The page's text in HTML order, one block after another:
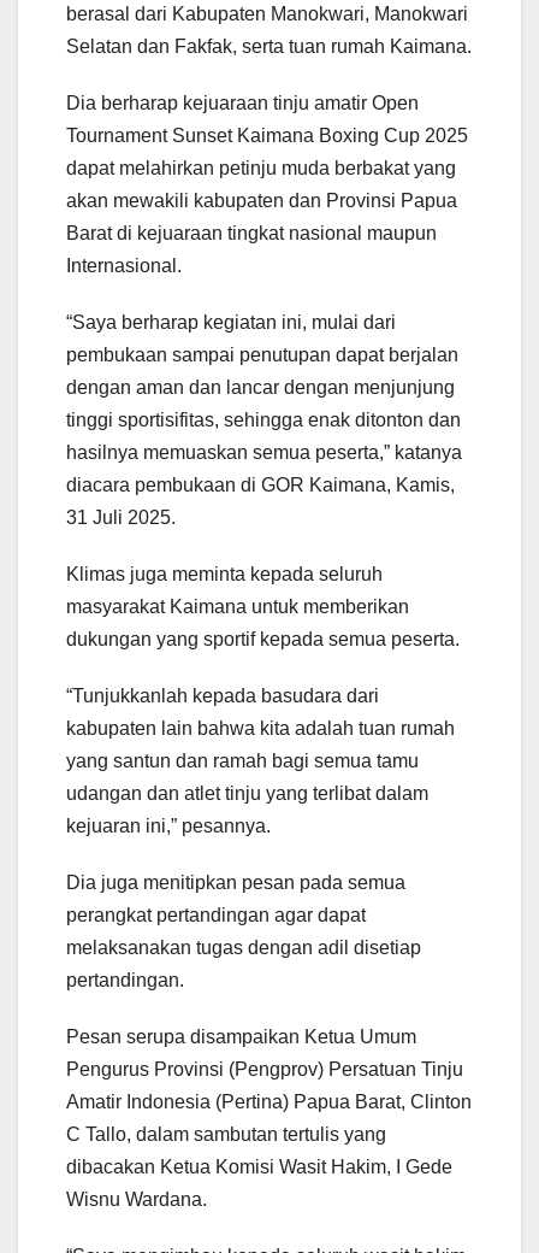
berasal dari Kabupaten Manokwari, Manokwari
Selatan dan Fakfak, serta tuan rumah Kaimana.
Dia berharap kejuaraan tinju amatir Open
Tournament Sunset Kaimana Boxing Cup 2025
dapat melahirkan petinju muda berbakat yang
akan mewakili kabupaten dan Provinsi Papua
Barat di kejuaraan tingkat nasional maupun
Internasional.
“Saya berharap kegiatan ini, mulai dari
pembukaan sampai penutupan dapat berjalan
dengan aman dan lancar dengan menjunjung
tinggi sportisifitas, sehingga enak ditonton dan
hasilnya memuaskan semua peserta,” katanya
diacara pembukaan di GOR Kaimana, Kamis,
31 Juli 2025.
Klimas juga meminta kepada seluruh
masyarakat Kaimana untuk memberikan
dukungan yang sportif kepada semua peserta.
“Tunjukkanlah kepada basudara dari
kabupaten lain bahwa kita adalah tuan rumah
yang santun dan ramah bagi semua tamu
udangan dan atlet tinju yang terlibat dalam
kejuaran ini,” pesannya.
Dia juga menitipkan pesan pada semua
perangkat pertandingan agar dapat
melaksanakan tugas dengan adil disetiap
pertandingan.
Pesan serupa disampaikan Ketua Umum
Pengurus Provinsi (Pengprov) Persatuan Tinju
Amatir Indonesia (Pertina) Papua Barat, Clinton
C Tallo, dalam sambutan tertulis yang
dibacakan Ketua Komisi Wasit Hakim, I Gede
Wisnu Wardana.